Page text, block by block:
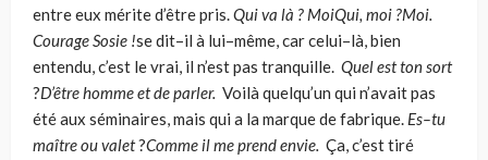
entre eux mérite d’être pris.Qui va là ? MoiQui, moi ?Moi.
Courage Sosie !se dit–il à lui–même, car celui–là, bien
entendu, c’est le vrai, il n’est pas tranquille. Quel est ton sort
?D’être homme et de parler. Voilà quelqu’un qui n’avait pas
été aux séminaires, mais qui a la marque de fabrique. Es–tu
maître ou valet?Comme il me prend envie. Ça, c’est tiré